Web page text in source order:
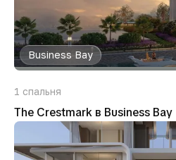
Business Bay
1 спальня
The Crestmark в Business Bay